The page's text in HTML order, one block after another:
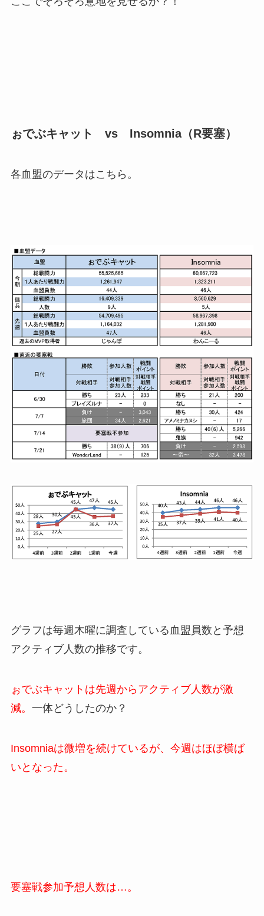
ぉでぶキャット vs Insomnia（R要塞）
各血盟のデータはこちら。
グラフは毎週木曜に調査している血盟員数と予想
アクティブ人数の推移です。
ぉでぶキャットは先週からアクティブ人数が激
減。 一体どうしたのか？
Insomniaは微増を続けているが、今週はほぼ横ば
いとなった。
要塞戦参加予想人数は…。